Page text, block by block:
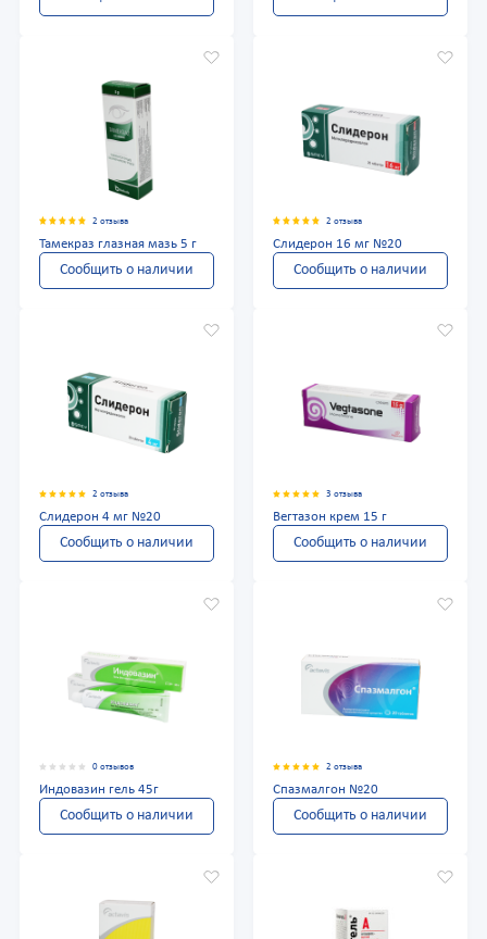
2 отзыва
Тамекраз глазная мазь 5 г
Сообщить о наличии
2 отзыва
Слидерон 16 мг №20
Сообщить о наличии
2 отзыва
Слидерон 4 мг №20
Сообщить о наличии
3 отзыва
Вегтазон крем 15 г
Сообщить о наличии
0 отзывов
Индовазин гель 45г
Сообщить о наличии
2 отзыва
Спазмалгон №20
Сообщить о наличии